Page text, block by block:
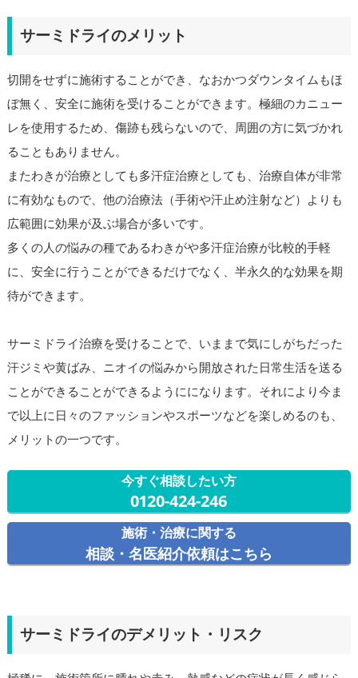
サーミドライのメリット
切開をせずに施術することができ、なおかつダウンタイムもほ
ぼ無く、安全に施術を受けることができます。極細のカニュー
レを使用するため、傷跡も残らないので、周囲の方に気づかれ
ることもありません。
またわきが治療としても多汗症治療としても、治療自体が非常
に有効なもので、他の治療法（手術や汗止め注射など）よりも
広範囲に効果が及ぶ場合が多いです。
多くの人の悩みの種であるわきがや多汗症治療が比較的手軽
に、安全に行うことができるだけでなく、半永久的な効果を期
待ができます。
サーミドライ治療を受けることで、いままで気にしがちだった
汗ジミや黄ばみ、ニオイの悩みから開放された日常生活を送る
ことができることができるようにになります。それにより今ま
で以上に日々のファッションやスポーツなどを楽しめるのも、
メリットの一つです。
今すぐ相談したい方
0120-424-246
施術・治療に関する
相談・名医紹介依頼はこちら
サーミドライのデメリット・リスク